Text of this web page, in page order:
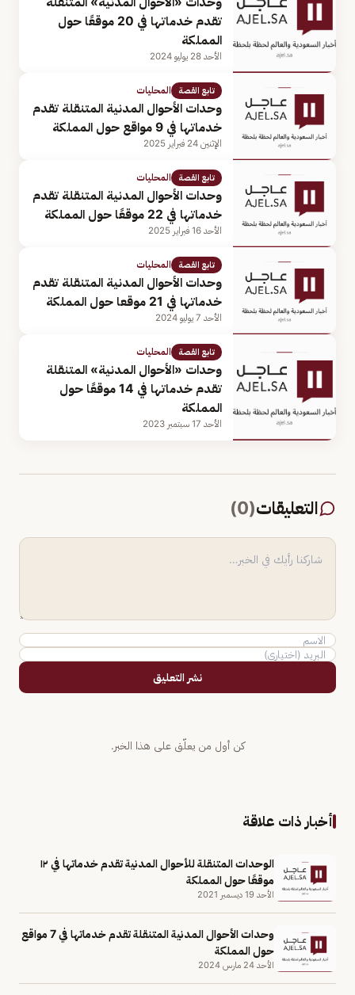
تقدم خدماتها في 20 موقعًا حول
المملكة
الأحد 28 يوليو 2024
تابع القصة المحليات
وحدات الأحوال المدنية المتنقلة تقدم
خدماتها في 9 مواقع حول المملكة
الإثنين 24 فبراير 2025
تابع القصة المحليات
وحدات الأحوال المدنية المتنقلة تقدم
خدماتها في 22 موقعًا حول المملكة
الأحد 16 فبراير 2025
تابع القصة المحليات
وحدات الأحوال المدنية المتنقلة تقدم
خدماتها في 21 موقعا حول المملكة
الأحد 7 يوليو 2024
تابع القصة المحليات
وحدات «الأحوال المدنية» المتنقلة
تقدم خدماتها في 14 موقعًا حول
المملكة
الأحد 17 سبتمبر 2023
التعليقات(
0
)
نشر التعليق
كن أول من يعلّق على هذا الخبر.
أخبار ذات علاقة
الوحدات المتنقلة للأحوال المدنية تقدم خدماتها في ١٢
موقعًا حول المملكة
الأحد 19 ديسمبر 2021
وحدات الأحوال المدنية المتنقلة تقدم خدماتها في 7 مواقع
حول المملكة
الأحد 24 مارس 2024